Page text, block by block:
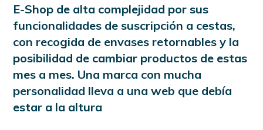
E-Shop de alta complejidad por sus
funcionalidades de suscripción a cestas,
con recogida de envases retornables y la
posibilidad de cambiar productos de estas
mes a mes. Una marca con mucha
personalidad lleva a una web que debía
estar a la altura